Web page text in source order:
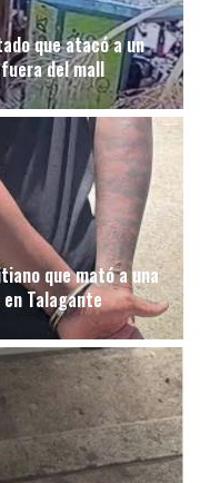
que atacó a un
del mall
que mató a una
Talagante